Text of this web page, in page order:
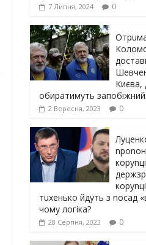
7 Липня, 2024 0
Києва,
обиратимуть запобіжний
2 Вересня, 2023 0
тuxeнькo йдуть з nocaд
чoму лoгiкa?
28 Серпня, 2023 0